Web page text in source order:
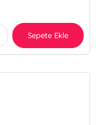
Sepete Ekle